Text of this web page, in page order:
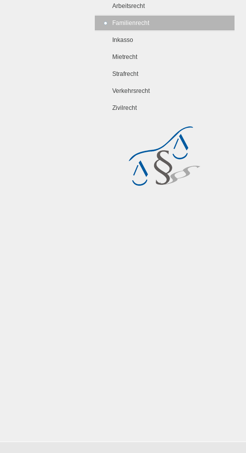
Arbeitsrecht
Familienrecht
Inkasso
Mietrecht
Strafrecht
Verkehrsrecht
Zivilrecht